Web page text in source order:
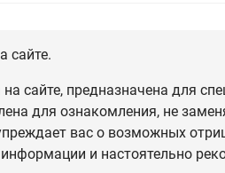
сайте.
сайте, предназначена для
для ознакомления, не
вас о возможных
и настоятельно